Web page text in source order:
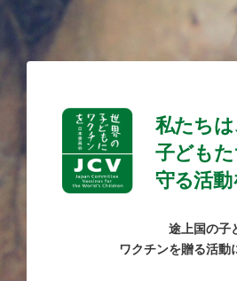
私たちは
子ども
守る活動
途上国の子
ワクチンを贈る活動